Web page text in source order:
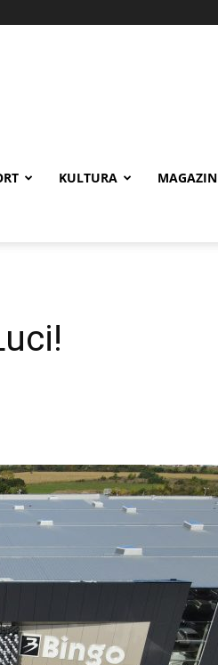
KULTURA MAGAZIN